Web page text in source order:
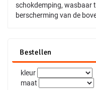
schokdemping, wasbaar
berscherming van de
Bestellen
kleur
maat